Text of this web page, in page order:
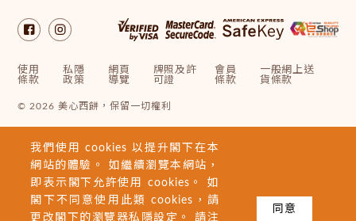
使用
條款
私隱
政策
網頁
導覽
牌照及許
可證
會員
條款
一般網上送
貨條款
© 2026 美心西餅，保留一切權利
我們使用 cookies 以提升閣下在本
網站的體驗。 如繼續瀏覽本網站，
即表示閣下允許使用 cookies。 如
閣下不同意使用此類 cookies，請
更改閣下的瀏覽器私隱設定。 請注
同意